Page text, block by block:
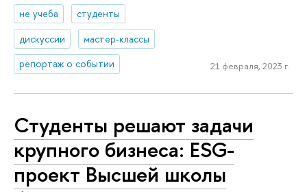
не учеба
студенты
дискуссии
мастер-классы
репортаж о событии
21 февраля, 2023 г.
Студенты решают задачи
крупного бизнеса: ESG-
проект Высшей школы